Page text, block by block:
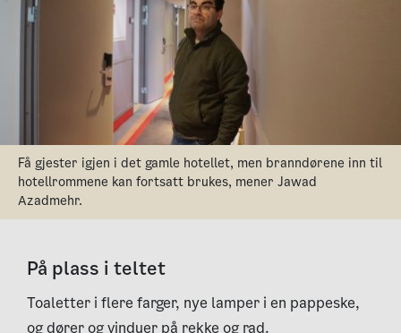
Få gjester igjen i det gamle hotellet, men branndørene inn til
hotellrommene kan fortsatt brukes, mener Jawad
Azadmehr.
På plass i teltet
Toaletter i flere farger, nye lamper i en pappeske,
og dører og vinduer på rekke og rad.